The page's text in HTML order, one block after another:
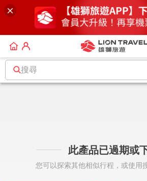
搜尋
此產品已過期或
您可以探索其他相似行程，或使用